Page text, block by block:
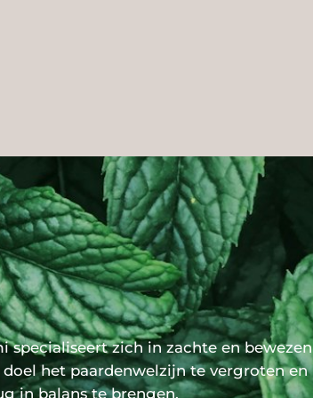
specialiseert zich in zachte en bewezen
het paardenwelzijn te vergroten en
in balans te brengen.